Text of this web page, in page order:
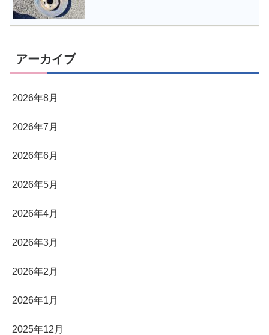
アーカイブ
2026年8月
2026年7月
2026年6月
2026年5月
2026年4月
2026年3月
2026年2月
2026年1月
2025年12月